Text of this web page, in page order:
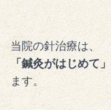
当院の針治療は、
「鍼灸がはじめて」
ます。